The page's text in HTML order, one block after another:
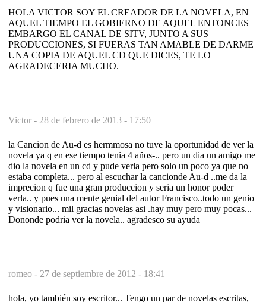
HOLA VICTOR SOY EL CREADOR DE LA NOVELA, EN
AQUEL TIEMPO EL GOBIERNO DE AQUEL ENTONCES
EMBARGO EL CANAL DE SITV, JUNTO A SUS
PRODUCCIONES, SI FUERAS TAN AMABLE DE DARME
UNA COPIA DE AQUEL CD QUE DICES, TE LO
AGRADECERIA MUCHO.
Victor - 28 de febrero de 2013 - 17:50
la Cancion de Au-d es hermmosa no tuve la oportunidad de ver la
novela ya q en ese tiempo tenia 4 años-.. pero un dia un amigo me
dio la novela en un cd y pude verla pero solo un poco ya que no
estaba completa... pero al escuchar la cancionde Au-d ..me da la
imprecion q fue una gran produccion y seria un honor poder
verla.. y pues una mente genial del autor Francisco..todo un genio
y visionario... mil gracias novelas asi .hay muy pero muy pocas...
Dononde podria ver la novela.. agradesco su ayuda
romeo - 27 de septiembre de 2012 - 18:41
hola, yo también soy escritor... Tengo un par de novelas escritas,